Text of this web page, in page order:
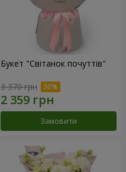
Букет "Світанок почуттів"
3 370 грн
Замовити